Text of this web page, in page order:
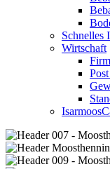
Schnelles
Wirtschaft